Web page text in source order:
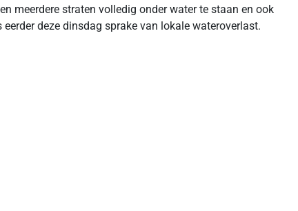
meerdere straten volledig onder water te staan en ook
deze dinsdag sprake van lokale wateroverlast.